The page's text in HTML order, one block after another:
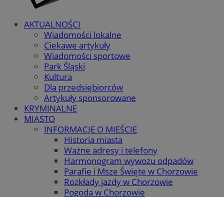
AKTUALNOŚCI
Wiadomości lokalne
Ciekawe artykuły
Wiadomości sportowe
Park Śląski
Kultura
Dla przedsiębiorców
Artykuły sponsorowane
KRYMINALNE
MIASTO
INFORMACJE O MIEŚCIE
Historia miasta
Ważne adresy i telefony
Harmonogram wywozu odpadów
Parafie i Msze Święte w Chorzowie
Rozkłady jazdy w Chorzowie
Pogoda w Chorzowie